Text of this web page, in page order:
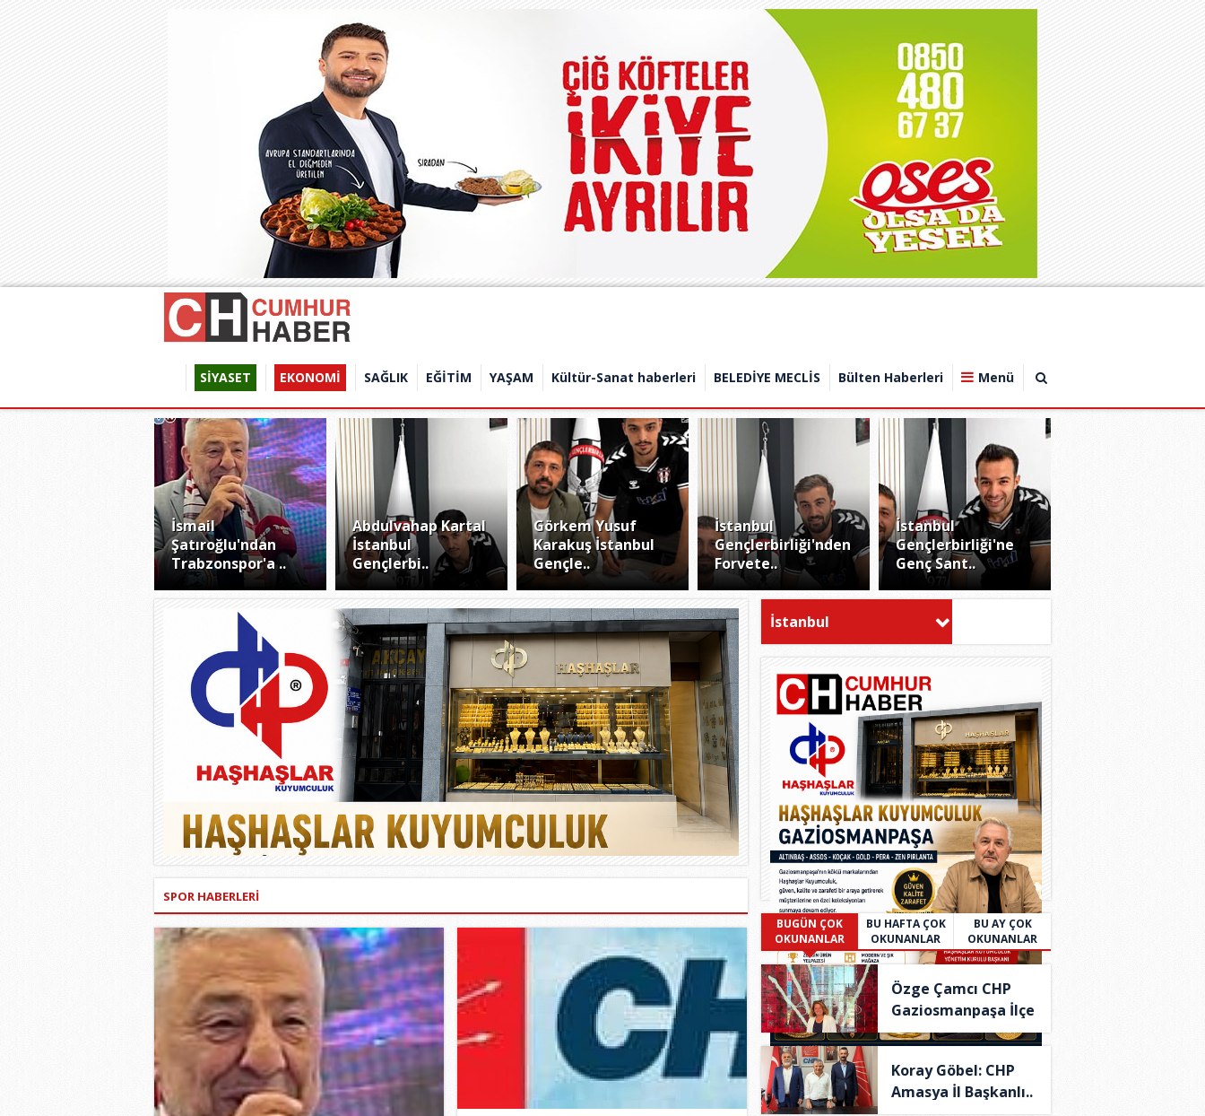
SİYASET EKONOMİ SAĞLIK EĞİTİM YAŞAM Kültür-Sanat haberleri BELEDİYE MECLİS Bülten Haberleri Menü
İsmail
Şatıroğlu'ndan
Trabzonspor'a ..
Abdulvahap Kartal
İstanbul
Gençlerbi..
Görkem Yusuf
Karakuş İstanbul
Gençle..
İstanbul
Gençlerbirliği'nden
Forvete..
İstanbul
Gençlerbirliği'ne
Genç Sant..
SPOR HABERLERİ
İstanbul
BUGÜN ÇOK
OKUNANLAR
BU HAFTA ÇOK
OKUNANLAR
BU AY ÇOK
OKUNANLAR
Özge Çamcı CHP
Gaziosmanpaşa İlçe
B..
Koray Göbel: CHP
Amasya İl Başkanlı..